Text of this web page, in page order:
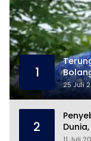
1
25 Juli
2